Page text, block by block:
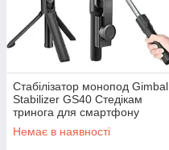
Стабілізатор монопод Gimbal
Stabilizer GS40 Стедікам
тринога для смартфону
Немає в наявності